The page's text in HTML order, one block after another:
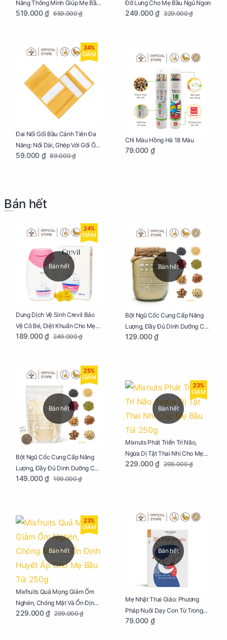
Năng Thông Minh Giúp Mẹ Bầu
Ngủ Ngon, Cho Bé Bú Sau Sinh
519.000 ₫ 659.000 ₫
Đỡ Lưng Cho Mẹ Bầu Ngủ Ngon
249.000 ₫ 329.000 ₫
34%
GIẢM
Đai Nối Gối Bầu Cánh Tiên Đa
Năng: Nối Dài, Ghép Với Gối Ôm
Dễ Dàng
59.000 ₫ 89.000 ₫
Chì Màu Hồng Hà 18 Màu
79.000 ₫
Bán hết
Bán hết
24%
GIẢM
Dung Dịch Vệ Sinh Crevil Bảo
Vệ Cô Bé, Diệt Khuẩn Cho Mẹ
Bầu Chai 100ml
189.000 ₫ 249.000 ₫
Bán hết
Bột Ngũ Cốc Cung Cấp Năng
Lượng, Đầy Đủ Dinh Dưỡng Cho
Mẹ Bầu Hũ 250g
129.000 ₫
Bán hết
25%
GIẢM
Bột Ngũ Cốc Cung Cấp Năng
Lượng, Đầy Đủ Dinh Dưỡng Cho
Mẹ Bầu Túi 250g
149.000 ₫ 199.000 ₫
Bán hết
23%
GIẢM
Mixnuts Phát Triển Trí Não,
Ngừa Dị Tật Thai Nhi Cho Mẹ
Bầu Túi 250g
229.000 ₫ 299.000 ₫
Bán hết
23%
GIẢM
Mixfruits Quả Mọng Giảm Ốm
Nghén, Chóng Mặt Và Ổn Định
Huyết Áp Cho Mẹ Bầu Túi 250g
229.000 ₫ 299.000 ₫
Bán hết
Mẹ Nhật Thai Giáo: Phương
Pháp Nuôi Dạy Con Từ Trong
Bụng Mẹ
79.000 ₫